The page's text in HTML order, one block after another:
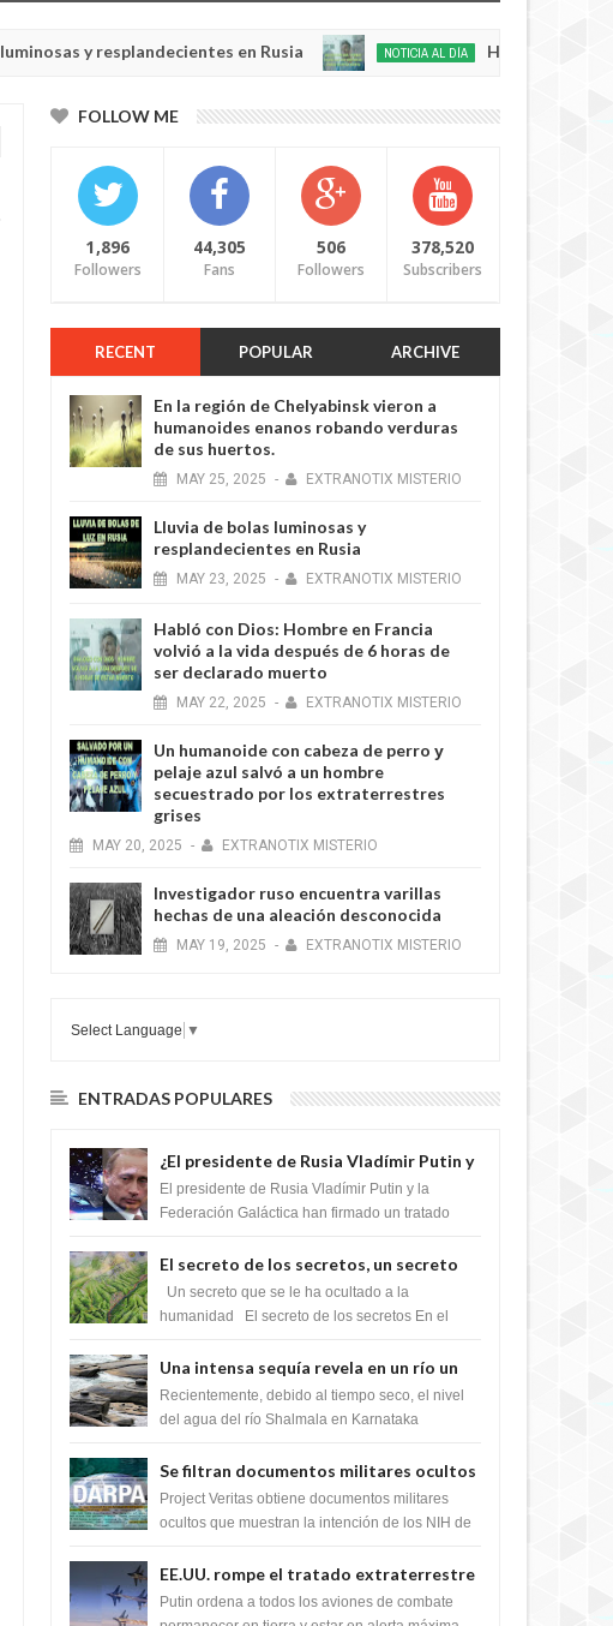
y resplandecientes en Rusia
20250
NOTICIA AL DÍA Habló con Dios:
FOLLOW ME
1,896
Followers
44,305
Fans
506
Followers
378,520
Subscribers
RECENT POPULAR ARCHIVE
En la región de Chelyabinsk vieron a
humanoides enanos robando verduras
de sus huertos.
MAY 25, 2025 - EXTRANOTIX MISTERIO
Lluvia de bolas luminosas y
resplandecientes en Rusia
MAY 23, 2025 - EXTRANOTIX MISTERIO
Habló con Dios: Hombre en Francia
volvió a la vida después de 6 horas de
ser declarado muerto
MAY 22, 2025 - EXTRANOTIX MISTERIO
Un humanoide con cabeza de perro у
pelaje azul salvó a un hombre
secuestrado por los extraterrestres
grises
MAY 20, 2025 - EXTRANOTIX MISTERIO
Investigador ruso encuentra varillas
hechas de una aleación desconocida
MAY 19, 2025 - EXTRANOTIX MISTERIO
Select Language ▼
ENTRADAS POPULARES
¿El presidente de Rusia Vladímir Putin y
la Federación Galactica han firmado un
tratado para acabar con los Sionistas?
El presidente de Rusia Vladímir Putin y la
Federación Galáctica han firmado un tratado
Si...
El secreto de los secretos, un secreto
que cambiaría por completo el destino
de la humanidad
Un secreto que se le ha ocultado a la
humanidad El secreto de los secretos En el
m...
Una intensa sequía revela en un río un
impresionante hallazgo de miles de
Shiva Lingas
Recientemente, debido al tiempo seco, el nivel
del agua del río Shalmala en Karnataka
Shiv...
Se filtran documentos militares ocultos
que muestran la intención de los NIH de
crear el SARS-CoV-2, utilizando la
Project Veritas obtiene documentos militares
ocultos que muestran la intención de los NIH de
EE.UU. rompe el tratado extraterrestre
y se prepara para destruir el misterioso
Putin ordena a todos los aviones de combate